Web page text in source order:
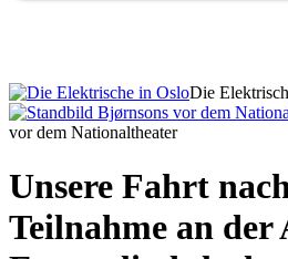
Die
vor dem Nationaltheater
Unsere Fahrt
Teilnahme an der